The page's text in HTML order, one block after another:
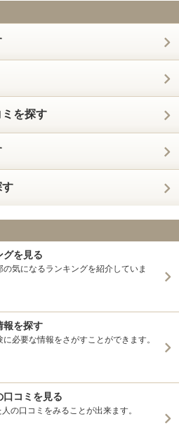
を探す
す
グを見る
気になるランキングを紹介していま
報を探す
必要な情報をさがすことができます。
口コミを見る
の口コミをみることが出来ます。